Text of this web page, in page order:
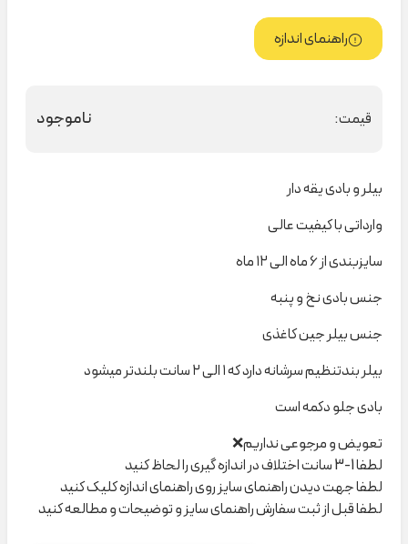
راهنمای اندازه
قیمت: ناموجود
بیلر و بادی یقه دار
وارداتی با کیفیت عالی
سایزبندی از ۶ ماه الی ۱۲ ماه
جنس بادی نخ و پنبه
جنس بیلر جین کاغذی
بیلر بندتنظیم سرشانه دارد که ۱ الی ۲ سانت بلندتر میشود
بادی جلو دکمه است
تعویض و مرجوعی نداریم❌
لطفا 1-3 سانت اختلاف در اندازه گیری را لحاظ کنید
لطفا جهت دیدن راهنمای سایز روی راهنمای اندازه کلیک کنید
لطفا قبل از ثبت سفارش راهنمای سایز و توضیحات و مطالعه کنید